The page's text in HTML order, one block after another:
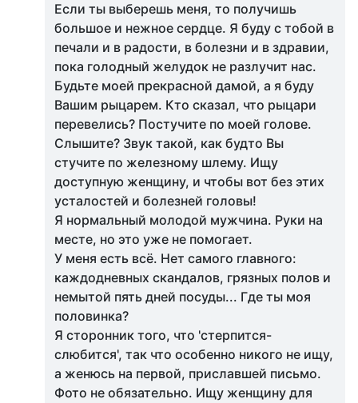
Если ты выберешь меня, то получишь
большое и нежное сердце. Я буду с тобой в
печали и в радости, в болезни и в здравии,
пока голодный желудок не разлучит нас.
Будьте моей прекрасной дамой, а я буду
Вашим рыцарем. Кто сказал, что рыцари
перевелись? Постучите по моей голове.
Слышите? Звук такой, как будто Вы
стучите по железному шлему. Ищу
доступную женщину, и чтобы вот без этих
усталостей и болезней головы!
Я нормальный молодой мужчина. Руки на
месте, но это уже не помогает.
У меня есть всё. Нет самого главного:
каждодневных скандалов, грязных полов и
немытой пять дней посуды... Где ты моя
половинка?
Я сторонник того, что 'стерпится-
слюбится', так что особенно никого не ищу,
а женюсь на первой, приславшей письмо.
Фото не обязательно. Ищу женщину для